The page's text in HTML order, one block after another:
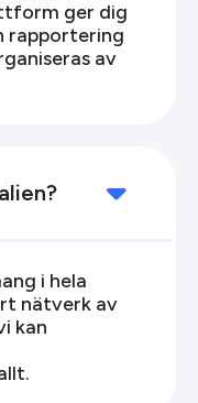
ger dig
rapportering
av

i hela
nätverk av
kan